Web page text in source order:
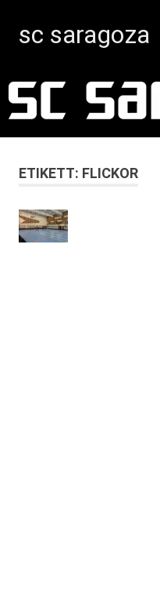
innehåll
sc saragoza
Kristinestad
sedan
ETIKETT: FLICKOR